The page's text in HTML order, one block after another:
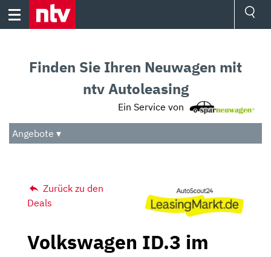
Skip
Audio
Das Beste
Finden Sie Ihren Neuwagen mit
ntv Autoleasing
Ein Service von
Angebote ▾
Zurück zu den
Deals
Volkswagen ID.3 im